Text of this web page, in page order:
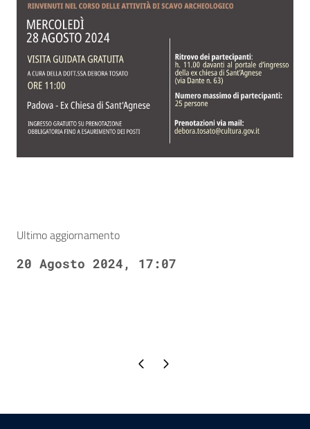
Ultimo aggiornamento
20 Agosto 2024, 17:07
Pagina precedente
Pagina successiva